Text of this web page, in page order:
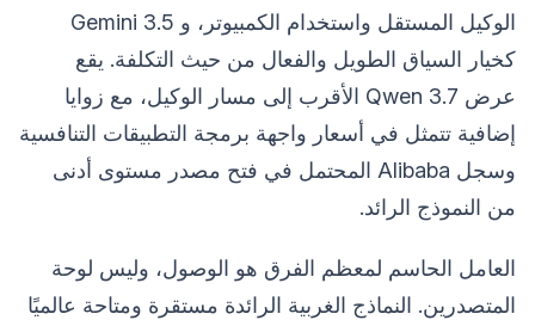
الوكيل المستقل واستخدام الكمبيوتر، و Gemini 3.5
كخيار السياق الطويل والفعال من حيث التكلفة. يقع
عرض Qwen 3.7 الأقرب إلى مسار الوكيل، مع زوايا
إضافية تتمثل في أسعار واجهة برمجة التطبيقات التنافسية
وسجل Alibaba المحتمل في فتح مصدر مستوى أدنى
من النموذج الرائد.
العامل الحاسم لمعظم الفرق هو الوصول، وليس لوحة
المتصدرين. النماذج الغربية الرائدة مستقرة ومتاحة عالميًا